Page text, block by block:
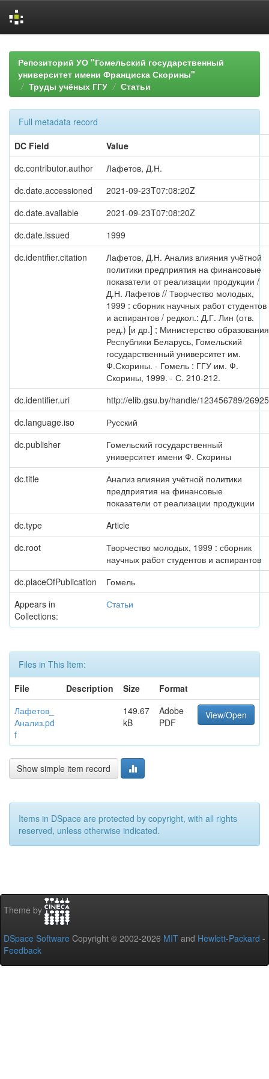
navigationРепозиторий УО "Гомельский государственный
университет имени Франциска Скорины"
Труды учёных ГГУ
Статьи
Full metadata record
DC Field
Value
dc.contributor.author
Лафетов, Д.Н.
dc.date.accessioned
2021-09-23T07:08:20Z
dc.date.available
2021-09-23T07:08:20Z
dc.date.issued
1999
dc.identifier.citation
Лафетов, Д.Н. Анализ влияния учётной
политики предприятия на финансовые
показатели от реализации продукции /
Д.Н. Лафетов // Творчество молодых,
1999 : сборник научных работ студентов
и аспирантов / редкол.: Д.Г. Лин (отв.
ред.) [и др.] ; Министерство образования
Республики Беларусь, Гомельский
государственный университет им.
Ф.Скорины. - Гомель : ГГУ им. Ф.
Скорины, 1999. - С. 210-212.
dc.identifier.uri
http://elib.gsu.by/handle/123456789/26925
dc.language.iso
Русский
dc.publisher
Гомельский государственный
университет имени Ф. Скорины
dc.title
Анализ влияния учётной политики
предприятия на финансовые
показатели от реализации продукции
dc.type
Article
dc.root
Творчество молодых, 1999 : сборник
научных работ студентов и аспирантов
dc.placeOfPublication
Гомель
Appears in
Collections:
Статьи
Files in This Item:
File
Description Size
Format
Лафетов_
Анализ.pd
f
149.67
kB
Adobe
PDF
View/Open
Show simple item record
Items in DSpace are protected by copyright, with all rights
reserved, unless otherwise indicated.
Theme by
DSpace Software Copyright © 2002-2026 MIT and Hewlett-Packard -
Feedback